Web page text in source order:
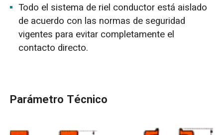
Todo el sistema de riel conductor está aislado
de acuerdo con las normas de seguridad
vigentes para evitar completamente el
contacto directo.
Parámetro Técnico